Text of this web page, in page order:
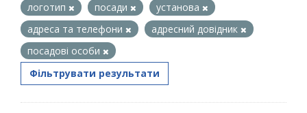
логотип
посади
установа
адреса та телефони
адресний довідник
посадові особи
Фільтрувати результати